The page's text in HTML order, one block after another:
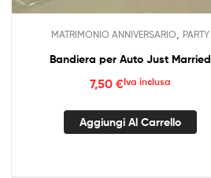
MATRIMONIO ANNIVERSARIO, PARTY
Bandiera per Auto Just Married
7,50 €Iva inclusa
Aggiungi Al Carrello